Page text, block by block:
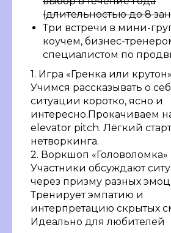
(длительностью до 8
Три встречи в мини-
коучем, бизнес-
специалистом по
1. Игра «Гренка или крутон»
Учимся рассказывать о
ситуации коротко, ясно и
интересно.Прокачиваем
elevator pitch. Лёгкий
нетворкинга.
2. Воркшоп «Головоломка»
Участники обсуждают
через призму разных
Тренирует эмпатию и
интерпретацию скрытых
Идеально для любителей